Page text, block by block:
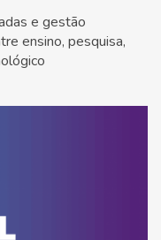
e gestão
ensino, pesquisa,